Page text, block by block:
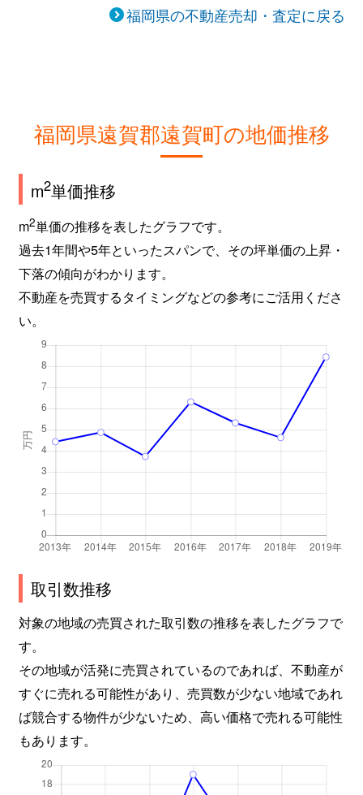
福岡県の不動産売却・査定に戻る
福岡県遠賀郡遠賀町の地価推移
m2単価推移
m2単価の推移を表したグラフです。
過去1年間や5年といったスパンで、その坪単価の上昇・
下落の傾向がわかります。
不動産を売買するタイミングなどの参考にご活用くださ
い。
取引数推移
対象の地域の売買された取引数の推移を表したグラフで
す。
その地域が活発に売買されているのであれば、不動産が
すぐに売れる可能性があり、売買数が少ない地域であれ
ば競合する物件が少ないため、高い価格で売れる可能性
もあります。